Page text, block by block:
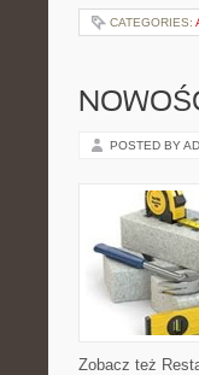
CATEGORIES:
POSTED BY
Zobacz też